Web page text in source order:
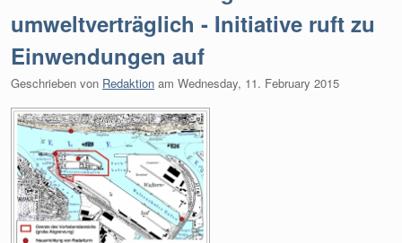
umweltverträglich - Initiative ruft zu
Einwendungen auf
Geschrieben von Redaktion am Wednesday, 11. February 2015